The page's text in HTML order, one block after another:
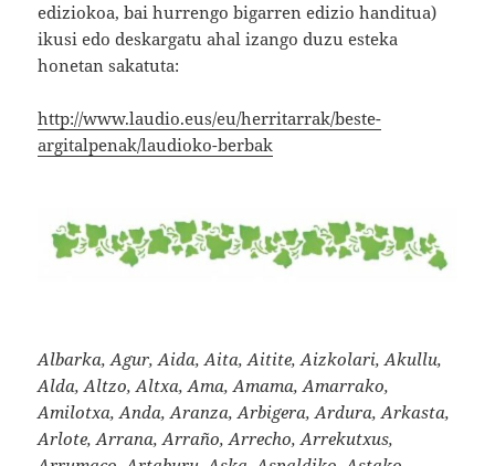
ediziokoa, bai hurrengo bigarren edizio handitua)
ikusi edo deskargatu ahal izango duzu esteka
honetan sakatuta:
http://www.laudio.eus/eu/herritarrak/beste-
argitalpenak/laudioko-berbak
Albarka, Agur, Aida, Aita, Aitite, Aizkolari, Akullu,
Alda, Altzo, Altxa, Ama, Amama, Amarrako,
Amilotxa, Anda, Aranza, Arbigera, Ardura, Arkasta,
Arlote, Arrana, Arraño, Arrecho, Arrekutxus,